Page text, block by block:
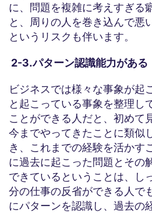
に、問題を複雑に考えすぎる
と、周りの人を巻き込んで悪
というリスクも伴います。
2-3.パターン認識能力がある
ビジネスでは様々な事象が起
と起こっている事象を整理し
ことができる人だと、初めて
今までやってきたことに類似
き、これまでの経験を活かす
に過去に起こった問題とその
できているということは、し
分の仕事の反省ができる人で
にパターンを認識し、過去の